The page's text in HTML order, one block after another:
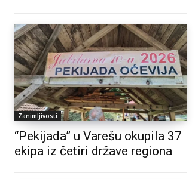
Zanimljivosti
“Pekijada” u Varešu okupila 37
ekipa iz četiri države regiona